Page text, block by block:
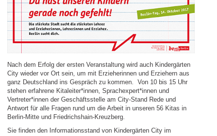
Nach dem Erfolg der ersten Veranstaltung wird auch Kindergärten
City wieder vor Ort sein, um mit Erzieherinnen und Erziehern aus
ganz Deutschland ins Gespräch zu kommen. Von 10 bis 15 Uhr
stehen erfahrene Kitaleiter*innen, Sprachexpert*innen und
Vertreter*innen der Geschäftsstelle am City-Stand Rede und
Antwort für alle Fragen rund um die Arbeit in unseren 56 Kitas in
Berlin-Mitte und Friedrichshain-Kreuzberg.
Sie finden den Informationsstand von Kindergärten City im